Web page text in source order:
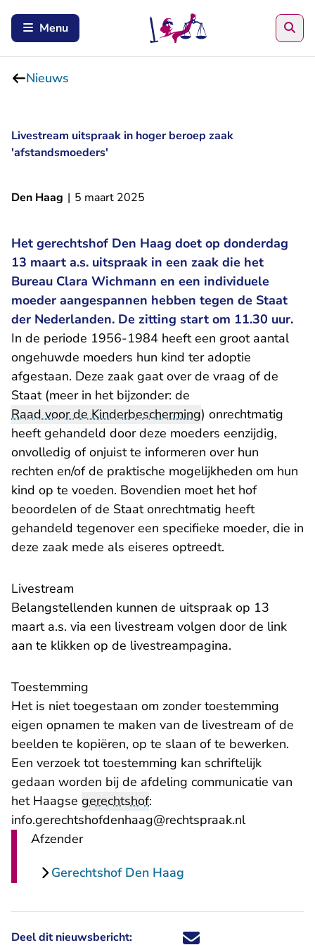
Menu
Nieuws
Livestream uitspraak in hoger beroep zaak
'afstandsmoeders'
Den Haag | 5 maart 2025
Het gerechtshof Den Haag doet op donderdag
13 maart a.s. uitspraak in een zaak die het
Bureau Clara Wichmann en een individuele
moeder aangespannen hebben tegen de Staat
der Nederlanden. De zitting start om 11.30 uur.
In de periode 1956-1984 heeft een groot aantal
ongehuwde moeders hun kind ter adoptie
afgestaan. Deze zaak gaat over de vraag of de
Staat (meer in het bijzonder: de
Raad voor de Kinderbescherming) onrechtmatig
heeft gehandeld door deze moeders eenzijdig,
onvolledig of onjuist te informeren over hun
rechten en/of de praktische mogelijkheden om hun
kind op te voeden. Bovendien moet het hof
beoordelen of de Staat onrechtmatig heeft
gehandeld tegenover een specifieke moeder, die in
deze zaak mede als eiseres optreedt.
Livestream
Belangstellenden kunnen de uitspraak op 13
maart a.s. via een livestream volgen door de link
aan te klikken op de livestreampagina.
Toestemming
Het is niet toegestaan om zonder toestemming
eigen opnamen te maken van de livestream of de
beelden te kopiëren, op te slaan of te bewerken.
Een verzoek tot toestemming kan schriftelijk
gedaan worden bij de afdeling communicatie van
het Haagse gerechtshof:
info.gerechtshofdenhaag@rechtspraak.nl- U verlaat
Afzender
Gerechtshof Den Haag
Deel dit nieuwsbericht: Deel dit nieuwsbericht via X -
Deel dit nieuwsbericht via
Deel dit nieuwsbericht
Deel dit